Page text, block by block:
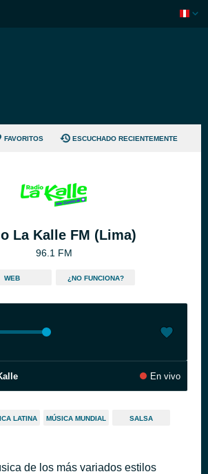
FAVORITOS ESCUCHADO RECIENTEMENTE
La Kalle FM (Lima)
96.1 FM
WEB ¿NO FUNCIONA?
En vivo
LATINA MÚSICA MUNDIAL SALSA
de los más variados estilos